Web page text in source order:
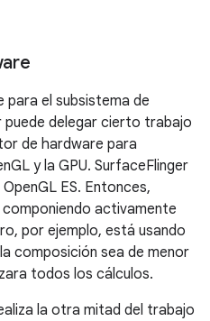
el subsistema de
puede delegar cierto trabajo
de hardware para
y la GPU. SurfaceFlinger
ES. Entonces,
activamente
por ejemplo, está usando
composición sea de menor
todos los cálculos.
la otra mitad del trabajo